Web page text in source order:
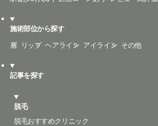
施術部位から探す
眉
リップ ヘアライン アイライン その他
記事を探す
脱毛
脱毛おすすめクリニック